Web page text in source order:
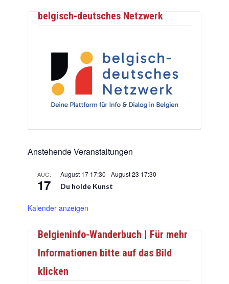
belgisch-deutsches Netzwerk
Anstehende Veranstaltungen
AUG.
17
August 17 17:30 -August 23 17:30
Du holde Kunst
Kalender anzeigen
Belgieninfo-Wanderbuch | Für mehr
Informationen bitte auf das Bild
klicken